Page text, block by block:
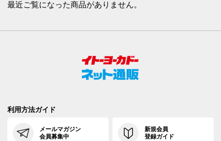
最近ご覧になった商品がありません。
利用方法ガイド
メールマガジン
会員募集中
新規会員
登録ガイド